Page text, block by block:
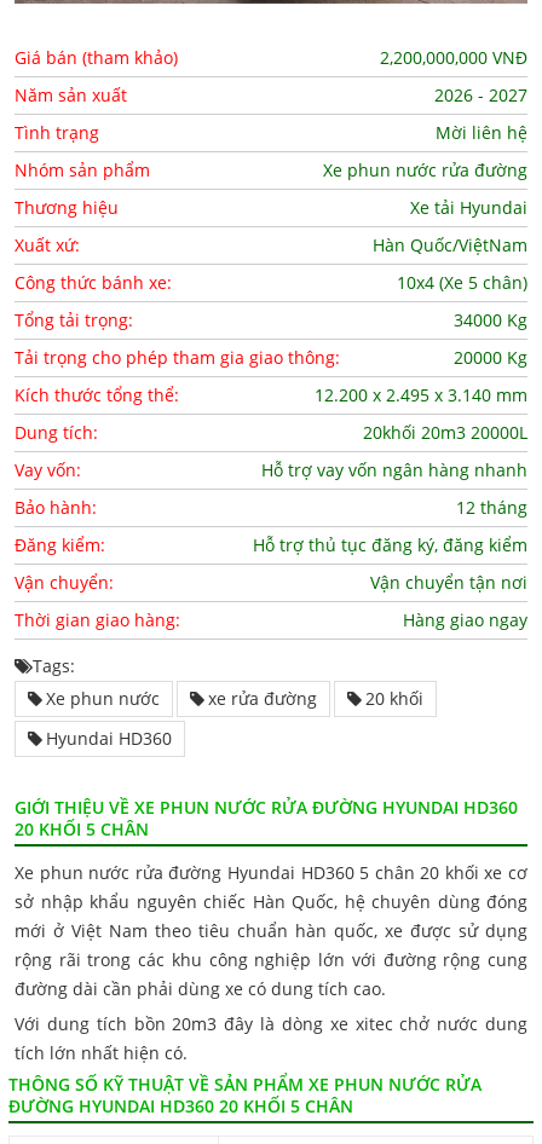
Giá bán (tham khảo) 2,200,000,000 VNĐ
Năm sản xuất
2026 - 2027
Tình trạng
Mời liên hệ
Nhóm sản phẩm
Xe phun nước rửa đường
Thương hiệu
Xe tải Hyundai
Xuất xứ:
Hàn Quốc/ViệtNam
Công thức bánh xe:
10x4 (Xe 5 chân)
Tổng tải trọng:
34000 Kg
Tải trọng cho phép tham gia giao thông:
20000 Kg
Kích thước tổng thể:
12.200 x 2.495 x 3.140 mm
Dung tích:
20khối 20m3 20000L
Vay vốn:
Hỗ trợ vay vốn ngân hàng nhanh
Bảo hành:
12 tháng
Đăng kiểm:
Hỗ trợ thủ tục đăng ký, đăng kiểm
Vận chuyển:
Vận chuyển tận nơi
Thời gian giao hàng:
Hàng giao ngay
Tags:
Xe phun nước
xe rửa đường
20 khối
Hyundai HD360
GIỚI THIỆU VỀ XE PHUN NƯỚC RỬA ĐƯỜNG HYUNDAI HD360
20 KHỐI 5 CHÂN
Xe phun nước rửa đường Hyundai HD360 5 chân 20 khối xe cơ
sở nhập khẩu nguyên chiếc Hàn Quốc, hệ chuyên dùng đóng
mới ở Việt Nam theo tiêu chuẩn hàn quốc, xe được sử dụng
rộng rãi trong các khu công nghiệp lớn với đường rộng cung
đường dài cần phải dùng xe có dung tích cao.
Với dung tích bồn 20m3 đây là dòng xe xitec chở nước dung
tích lớn nhất hiện có.
THÔNG SỐ KỸ THUẬT VỀ SẢN PHẨM XE PHUN NƯỚC RỬA
ĐƯỜNG HYUNDAI HD360 20 KHỐI 5 CHÂN